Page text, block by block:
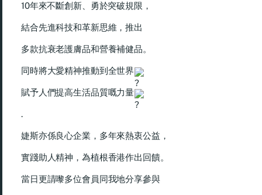
10年來不斷創新、勇於突破規限，
結合先進科技和革新思維，推出
多款抗衰老護膚品和營養補健品。
同時將大愛精神推動到全世界
賦予人們提高生活品質嘅力量
.
婕斯亦係良心企業，多年來熱衷公益，
實踐助人精神，為植根香港作出回饋。
當日更請嚟多位會員同我地分享參與